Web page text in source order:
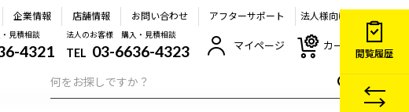
企業情報 店舗情報 お問い合わせ アフターサポート 法人様向け
見積相談
4321
法人のお客様 購入・見積相談
TEL 03-6636-4323 マイページ カート
閲覧履歴